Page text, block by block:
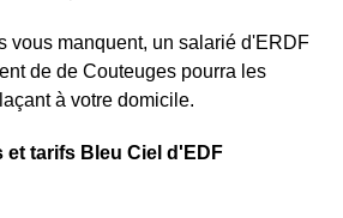
vous manquent, un salarié d'ERDF
de de Couteuges pourra les
à votre domicile.
et tarifs Bleu Ciel d'EDF